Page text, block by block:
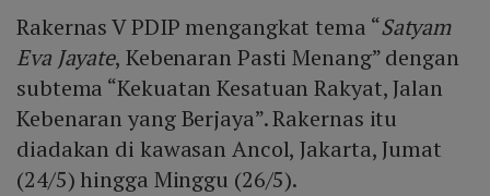
Rakernas V PDIP mengangkat tema “Satyam
Eva Jayate, Kebenaran Pasti Menang” dengan
subtema “Kekuatan Kesatuan Rakyat, Jalan
Kebenaran yang Berjaya”. Rakernas itu
diadakan di kawasan Ancol, Jakarta, Jumat
(24/5) hingga Minggu (26/5).